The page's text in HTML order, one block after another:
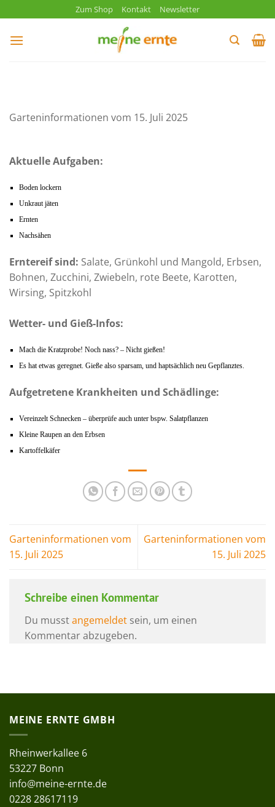
Inhalt
springen
Zum Shop Kontakt Newsletter
Garteninformationen vom 15. Juli 2025
Aktuelle Aufgaben:
Boden lockern
Unkraut jäten
Ernten
Nachsähen
Erntereif sind: Salate, Grünkohl und Mangold, Erbsen,
Bohnen, Zucchini, Zwiebeln, rote Beete, Karotten,
Wirsing, Spitzkohl
Wetter- und Gieß-Infos:
Mach die Kratzprobe! Noch nass? – Nicht gießen!
Es hat etwas geregnet. Gieße also sparsam, und haptsächlich neu Gepflanztes.
Aufgetretene Krankheiten und Schädlinge:
Vereinzelt Schnecken – überprüfe auch unter bspw. Salatpflanzen
Kleine Raupen an den Erbsen
Kartoffelkäfer
Garteninformationen vom
15. Juli 2025
Garteninformationen vom
15. Juli 2025
Schreibe einen Kommentar
Du musstangemeldet sein, um einen
Kommentar abzugeben.
MEINE ERNTE GMBH
Rheinwerkallee 6
53227 Bonn
info@meine-ernte.de
0228 28617119